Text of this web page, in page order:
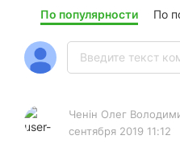
По популярности По
Ченін Олег
сентября 2019 11:12